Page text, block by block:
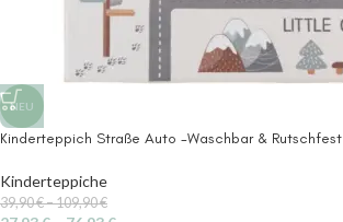
NEU
Kinderteppich Straße Auto -Waschbar & Rutschfest
Kinderteppiche
39,90€–109,90€